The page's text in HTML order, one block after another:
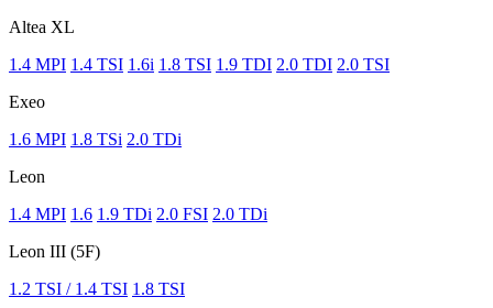
Altea XL
1.4 MPI 1.4 TSI 1.6i 1.8 TSI 1.9 TDI 2.0 TDI 2.0 TSI
Exeo
1.6 MPI 1.8 TSi 2.0 TDi
Leon
1.4 MPI 1.6 1.9 TDi 2.0 FSI 2.0 TDi
Leon III (5F)
1.2 TSI / 1.4 TSI 1.8 TSI